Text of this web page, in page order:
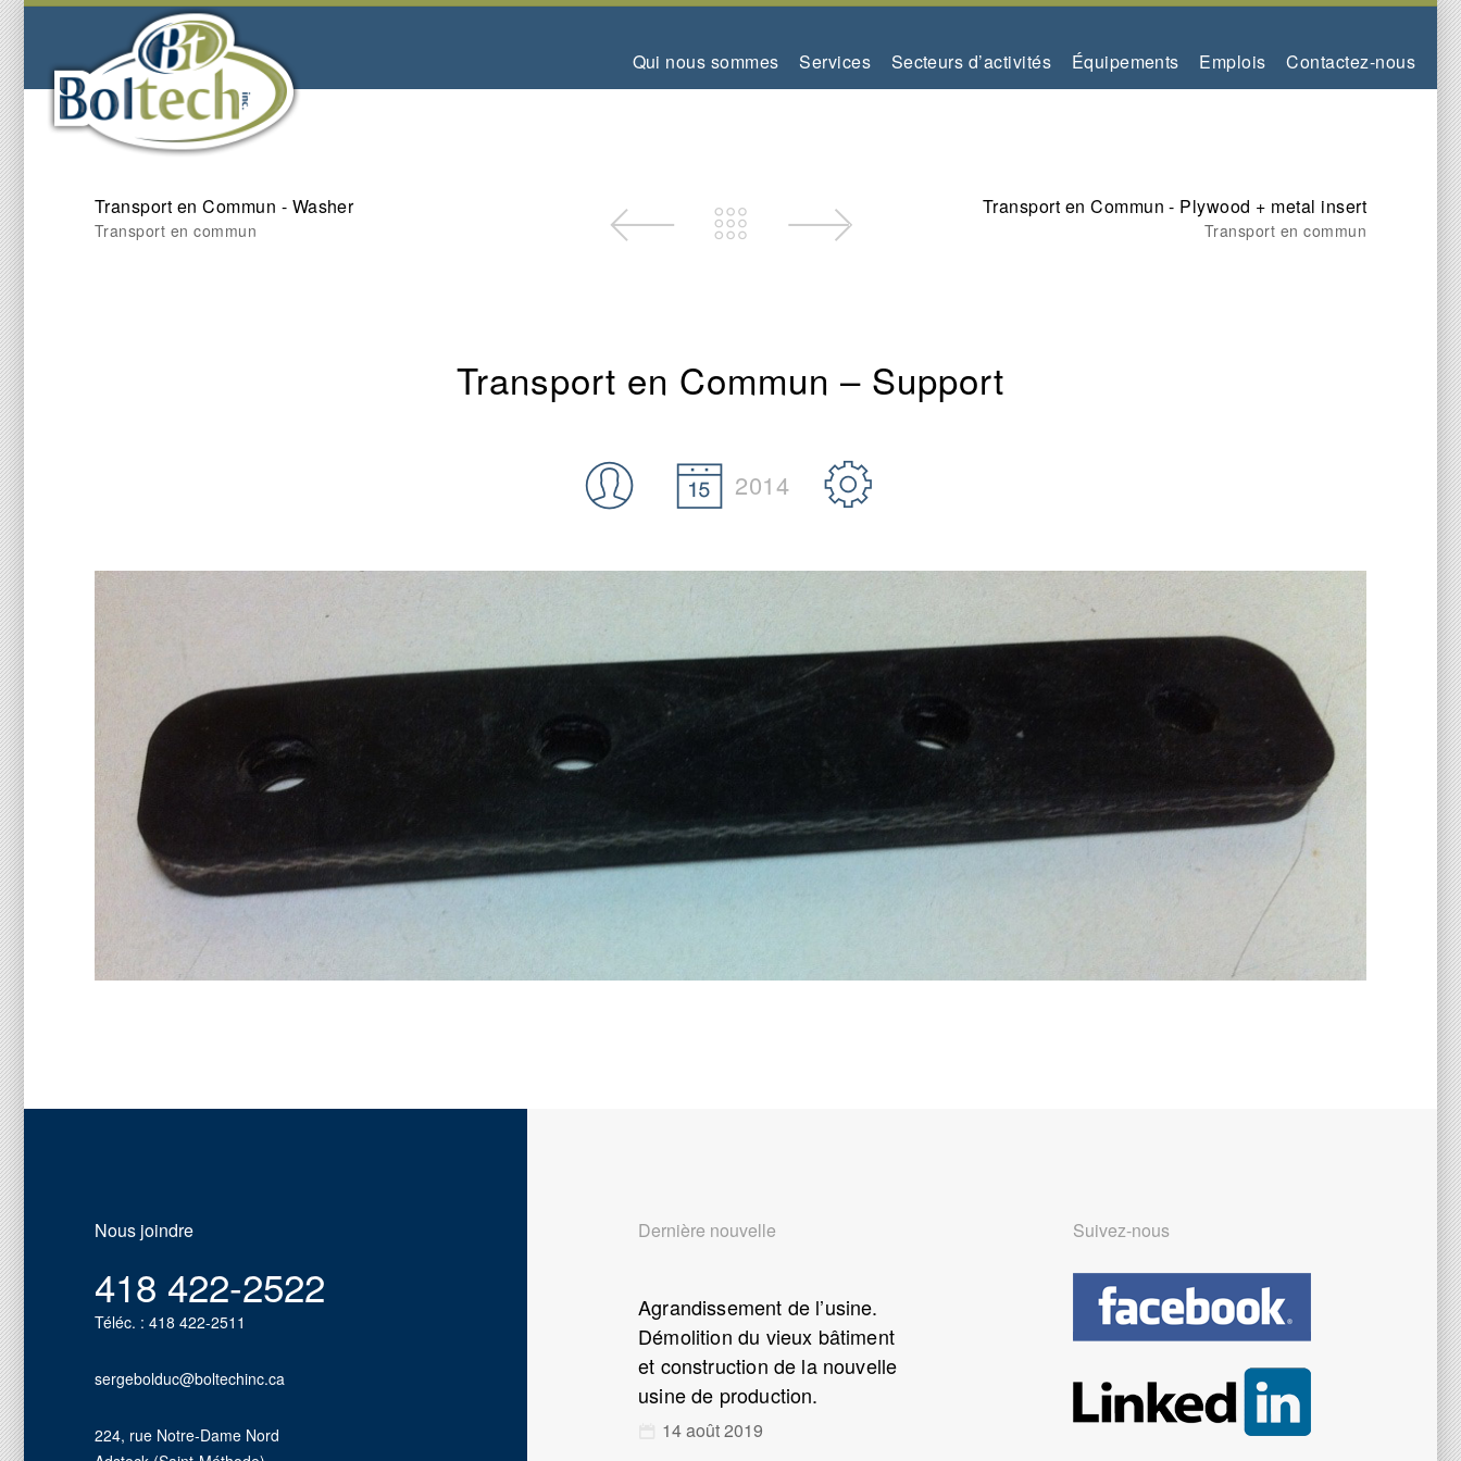
Qui nous sommes Services Secteurs d’activités Équipements Emplois Contactez-nous
Transport en Commun - Washer
Transport en commun
Transport en Commun - Plywood + metal insert
Transport en commun
Transport en Commun – Support
2014
Nous joindre
418 422-2522
Téléc. : 418 422-2511
sergebolduc@boltechinc.ca
224, rue Notre-Dame Nord
Dernière nouvelle
Agrandissement de l’usine.
Démolition du vieux bâtiment
et construction de la nouvelle
usine de production.
14 août 2019
Suivez-nous